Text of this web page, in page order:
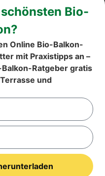
2000m
2
Nutz­pflan­zen.
Vielfalt und Natur. B
über 31.000
vom Balkon" ab 21.
. Du kannst
Bio-
Online Bio-Balkon-
mit Praxistipps an –
Ratgeber gratis
und